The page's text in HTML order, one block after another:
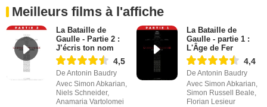
Meilleurs films à l'affiche
La Bataille de
Gaulle - Partie 2 :
J’écris ton nom
4,5
De Antonin Baudry
Avec Simon Abkarian,
Niels Schneider,
Anamaria Vartolomei
La Bataille de
Gaulle - partie 1 :
L'Âge de Fer
4,4
De Antonin Baudry
Avec Simon Abkarian,
Simon Russell Beale,
Florian Lesieur